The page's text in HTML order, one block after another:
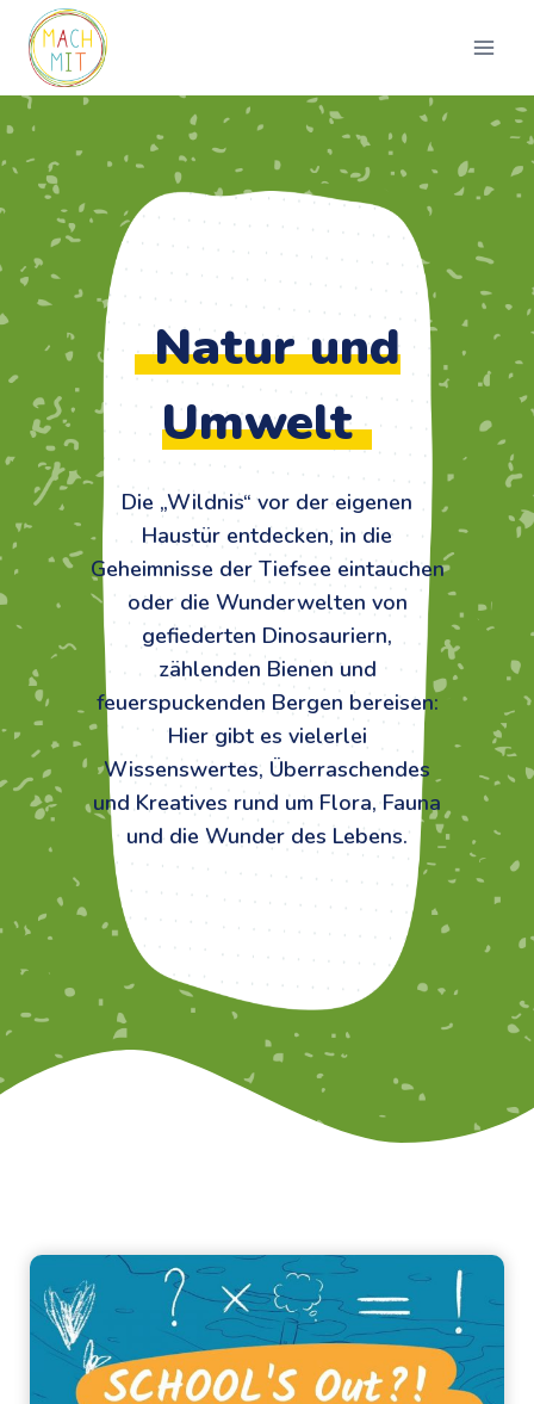
Zum
Inhalt
springen
Natur und
Umwelt
Die „Wildnis“ vor der eigenen
Haustür entdecken, in die
Geheimnisse der Tiefsee eintauchen
oder die Wunderwelten von
gefiederten Dinosauriern,
zählenden Bienen und
feuerspuckenden Bergen bereisen:
Hier gibt es vielerlei
Wissenswertes, Überraschendes
und Kreatives rund um Flora, Fauna
und die Wunder des Lebens.